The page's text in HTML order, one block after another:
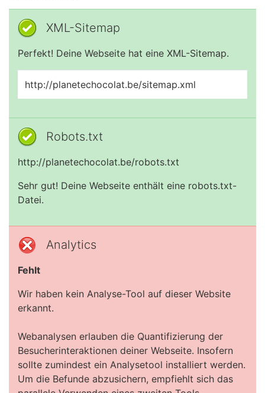
XML-Sitemap
Perfekt! Deine Webseite hat eine XML-Sitemap.
http://planetechocolat.be/sitemap.xml
Robots.txt
http://planetechocolat.be/robots.txt
Sehr gut! Deine Webseite enthält eine robots.txt-
Datei.
Analytics
Fehlt
Wir haben kein Analyse-Tool auf dieser Website
erkannt.
Webanalysen erlauben die Quantifizierung der
Besucherinteraktionen deiner Webseite. Insofern
sollte zumindest ein Analysetool installiert werden.
Um die Befunde abzusichern, empfiehlt sich das